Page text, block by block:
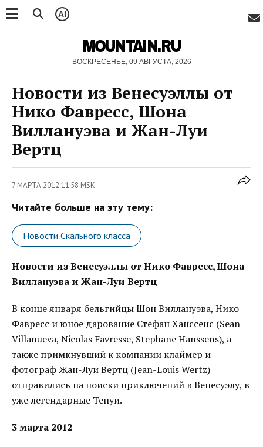
AI
MOUNTAIN.RU
ВОСКРЕСЕНЬЕ, 09 АВГУСТА, 2026
Новости из Венесуэллы от
Нико Фавресс, Шона
Виллануэва и Жан-Луи
Вертц
7 МАРТА 2012 11:58 MSK
Читайте больше на эту тему:
Новости Скального класса
Новости из Венесуэллы от Нико Фавресс, Шона
Виллануэва и Жан-Луи Вертц
В конце января бельгийцы Шон Виллануэва, Нико
Фавресс и юное дарование Стефан Ханссенс (Sean
Villanueva, Nicolas Favresse, Stephane Hanssens), а
также примкнувший к компании клаймер и
фотограф Жан-Луи Вертц (Jean-Louis Wertz)
отправились на поиски приключений в Венесуэлу, в
уже легендарные Тепуи.
3 марта 2012